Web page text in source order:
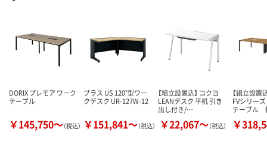
DORIX プレモア ワーク
テーブル
￥145,750～（税込）
プラス US 120°型ワー
クデスク UR-127W-12
￥151,841～（税込）
【組立設置込】 コクヨ
LEANデスク 平机 引き
出し付き/…
￥22,067～（税込）
【組立設
FVシリー
テーブル
￥